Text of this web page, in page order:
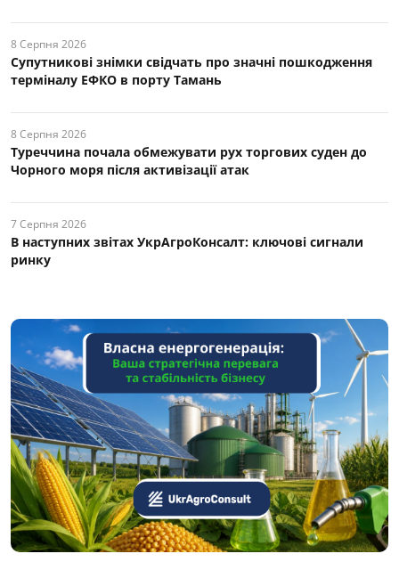
8 Серпня 2026
Супутникові знімки свідчать про значні пошкодження
терміналу ЕФКО в порту Тамань
8 Серпня 2026
Туреччина почала обмежувати рух торгових суден до
Чорного моря після активізації атак
7 Серпня 2026
В наступних звітах УкрАгроКонсалт: ключові cигнали
ринку